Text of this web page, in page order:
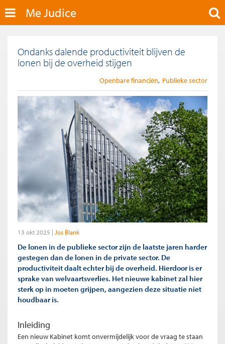
Me Judice
Ondanks dalende productiviteit blijven de
lonen bij de overheid stijgen
Openbare financiën Publieke sector
13 okt 2025 Jos Blank
De lonen in de publieke sector zijn de laatste jaren harder
gestegen dan de lonen in de private sector. De
productiviteit daalt echter bij de overheid. Hierdoor is er
sprake van welvaartsverlies. Het nieuwe kabinet zal hier
sterk op in moeten grijpen, aangezien deze situatie niet
houdbaar is.
Inleiding
Een nieuw Kabinet komt onvermijdelijk voor de vraag te staan